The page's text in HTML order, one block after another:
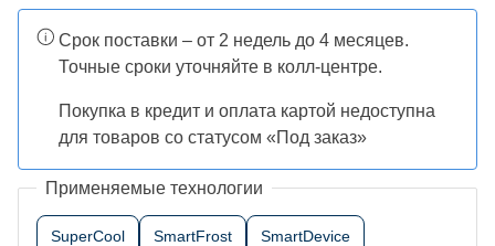
Срок поставки – от 2 недель до 4 месяцев.
Точные сроки уточняйте в колл-центре.
Покупка в кредит и оплата картой недоступна
для товаров со статусом «Под заказ»
Применяемые технологии
SuperCool SmartFrost SmartDevice